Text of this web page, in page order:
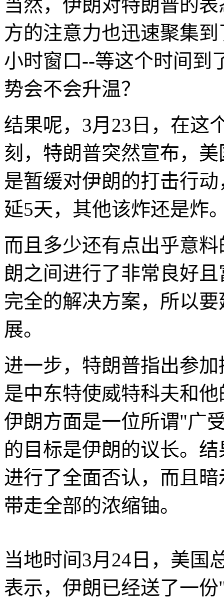
当然，伊朗对特朗普的
方的注意力也迅速聚集
小时窗口--等这个时间到
势会不会升温？
结果呢，3月23日，在这
刻，特朗普突然宣布，
是暂缓对伊朗的打击行
延5天，其他该炸还是炸
而且多少还有点出乎意
朗之间进行了非常良好
完全的解决方案，所以
展。
进一步，特朗普指出参
是中东特使威特科夫和
伊朗方面是一位所谓"广
的目标是伊朗的议长。
进行了全面否认，而且
带走全部的浓缩铀。
当地时间3月24日，美国
表示，伊朗已经送了一